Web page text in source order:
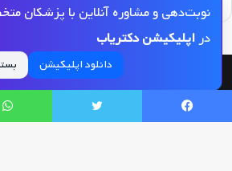
نوبت‌دهی و مشاوره آنلاین با
دراپلیکیشن دکتریاب
دانلود اپلیکیشن
© کپی رایت 2026, کلیه حقوق مادی و معنوی
به دکتریاب است و بازنشر مطالب این سایت تنها با ذکر
فیسبوک توییتر واتس آپ